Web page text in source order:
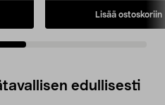
Lisää ostoskoriin
edullisesti